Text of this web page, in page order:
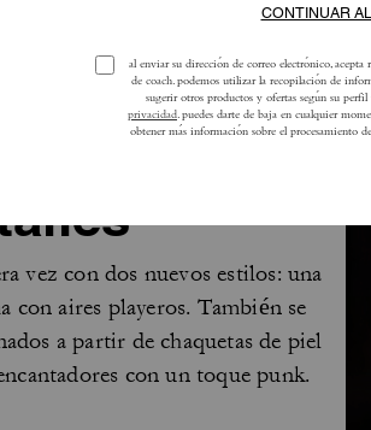
vez con dos nuevos estilos: una
con aires playeros. También se
a partir de chaquetas de piel
con un toque punk.